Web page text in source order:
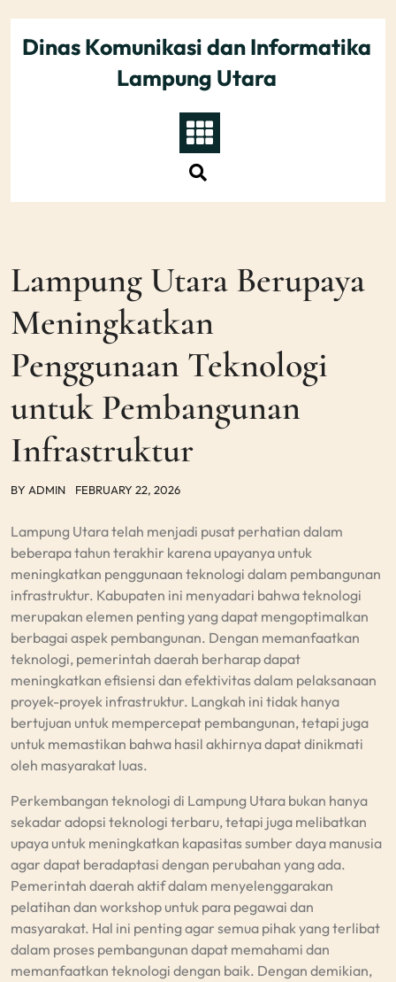
contentDinas Komunikasi dan Informatika
Lampung Utara
Lampung Utara Berupaya
Meningkatkan
Penggunaan Teknologi
untuk Pembangunan
Infrastruktur
BY ADMIN FEBRUARY 22, 2026
Lampung Utara telah menjadi pusat perhatian dalam
beberapa tahun terakhir karena upayanya untuk
meningkatkan penggunaan teknologi dalam pembangunan
infrastruktur. Kabupaten ini menyadari bahwa teknologi
merupakan elemen penting yang dapat mengoptimalkan
berbagai aspek pembangunan. Dengan memanfaatkan
teknologi, pemerintah daerah berharap dapat
meningkatkan efisiensi dan efektivitas dalam pelaksanaan
proyek-proyek infrastruktur. Langkah ini tidak hanya
bertujuan untuk mempercepat pembangunan, tetapi juga
untuk memastikan bahwa hasil akhirnya dapat dinikmati
oleh masyarakat luas.
Perkembangan teknologi di Lampung Utara bukan hanya
sekadar adopsi teknologi terbaru, tetapi juga melibatkan
upaya untuk meningkatkan kapasitas sumber daya manusia
agar dapat beradaptasi dengan perubahan yang ada.
Pemerintah daerah aktif dalam menyelenggarakan
pelatihan dan workshop untuk para pegawai dan
masyarakat. Hal ini penting agar semua pihak yang terlibat
dalam proses pembangunan dapat memahami dan
memanfaatkan teknologi dengan baik. Dengan demikian,